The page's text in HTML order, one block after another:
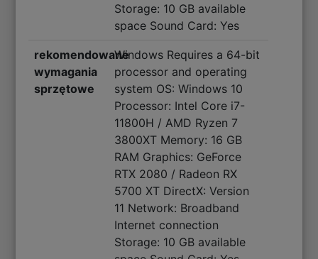
Storage: 10 GB available
space Sound Card: Yes
rekomendowane
wymagania
sprzętowe
Windows Requires a 64-bit
processor and operating
system OS: Windows 10
Processor: Intel Core i7-
11800H / AMD Ryzen 7
3800XT Memory: 16 GB
RAM Graphics: GeForce
RTX 2080 / Radeon RX
5700 XT DirectX: Version
11 Network: Broadband
Internet connection
Storage: 10 GB available